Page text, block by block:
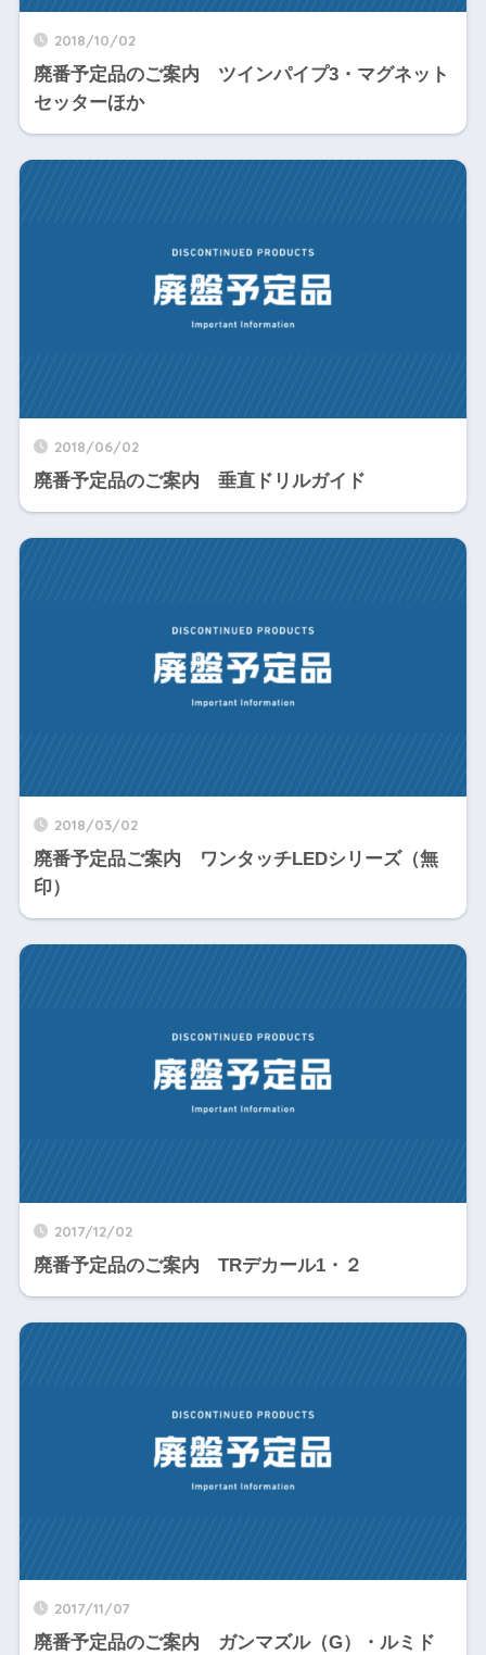
2018/10/02
廃番予定品のご案内 ツインパイプ3・マグネット
セッターほか
2018/06/02
廃番予定品のご案内 垂直ドリルガイド
2018/03/02
廃番予定品ご案内 ワンタッチLEDシリーズ（無
印）
2017/12/02
廃番予定品のご案内 TRデカール1・２
2017/11/07
廃番予定品のご案内 ガンマズル（G）・ルミド